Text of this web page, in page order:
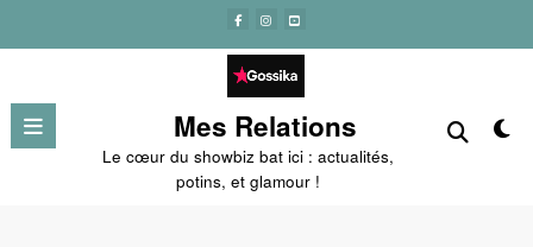
contenu
Mes Relations
Le cœur du showbiz bat ici : actualités,
potins, et glamour !